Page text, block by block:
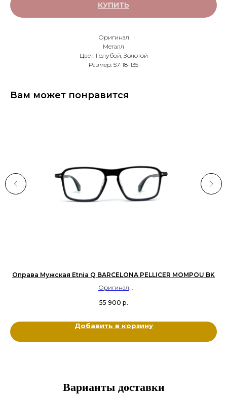
КУПИТЬ
Оригинал
Металл
Цвет: Голубой, Золотой
Размер: 57-18-135
Вам может понравится
Оправа Мужская Etnia Q BARCELONA PELLICER MOMPOU BK
Оригинал
Цвет: Черный
55 900 р.
Добавить в корзину
Варианты доставки